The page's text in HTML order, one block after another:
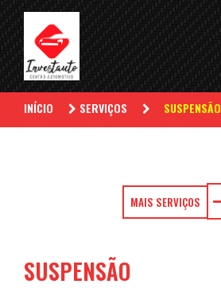
INÍCIO SERVIÇOS SUSPENSÃO
MAIS SERVIÇOS
SUSPENSÃO